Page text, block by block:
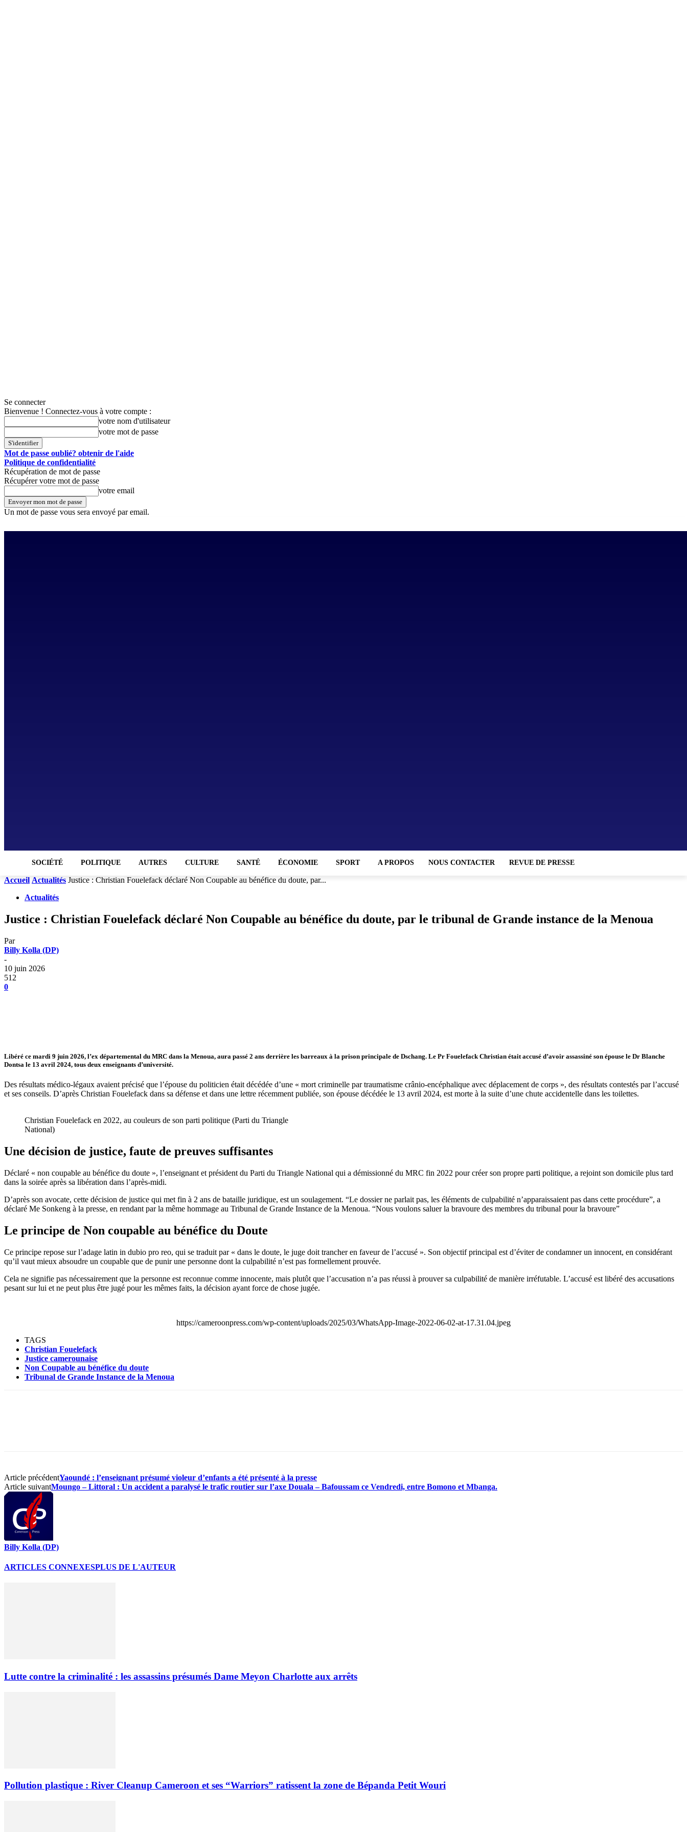
Se connecter
Bienvenue ! Connectez-vous à votre compte :
votre nom d'utilisateur
votre mot de passe
Mot de passe oublié? obtenir de l'aide
Politique de confidentialité
Récupération de mot de passe
Récupérer votre mot de passe
votre email
Un mot de passe vous sera envoyé par email.
SOCIÉTÉ POLITIQUE AUTRES CULTURE SANTÉ ÉCONOMIE SPORT A PROPOS NOUS CONTACTER REVUE DE PRESSE
Accueil Actualités Justice : Christian Fouelefack déclaré Non Coupable au bénéfice du doute, par...
Actualités
Justice : Christian Fouelefack déclaré Non Coupable au bénéfice du doute, par le tribunal de Grande instance de la Menoua
Par
Billy Kolla (DP)
-
10 juin 2026
512
0
Libéré ce mardi 9 juin 2026, l’ex départemental du MRC dans la Menoua, aura passé 2 ans derrière les barreaux à la prison principale de Dschang. Le Pr Fouelefack Christian était accusé d’avoir assassiné son épouse le Dr Blanche
Dontsa le 13 avril 2024, tous deux enseignants d’université.
Des résultats médico-légaux avaient précisé que l’épouse du politicien était décédée d’une « mort criminelle par traumatisme crânio-encéphalique avec déplacement de corps », des résultats contestés par l’accusé
et ses conseils. D’après Christian Fouelefack dans sa défense et dans une lettre récemment publiée, son épouse décédée le 13 avril 2024, est morte à la suite d’une chute accidentelle dans les toilettes.
Christian Fouelefack en 2022, au couleurs de son parti politique (Parti du Triangle
National)
Une décision de justice, faute de preuves suffisantes
Déclaré « non coupable au bénéfice du doute », l’enseignant et président du Parti du Triangle National qui a démissionné du MRC fin 2022 pour créer son propre parti politique, a rejoint son domicile plus tard
dans la soirée après sa libération dans l’après-midi.
D’après son avocate, cette décision de justice qui met fin à 2 ans de bataille juridique, est un soulagement. “Le dossier ne parlait pas, les éléments de culpabilité n’apparaissaient pas dans cette procédure”, a
déclaré Me Sonkeng à la presse, en rendant par la même hommage au Tribunal de Grande Instance de la Menoua. “Nous voulons saluer la bravoure des membres du tribunal pour la bravoure”
Le principe de Non coupable au bénéfice du Doute
Ce principe repose sur l’adage latin in dubio pro reo, qui se traduit par « dans le doute, le juge doit trancher en faveur de l’accusé ». Son objectif principal est d’éviter de condamner un innocent, en considérant
qu’il vaut mieux absoudre un coupable que de punir une personne dont la culpabilité n’est pas formellement prouvée.
Cela ne signifie pas nécessairement que la personne est reconnue comme innocente, mais plutôt que l’accusation n’a pas réussi à prouver sa culpabilité de manière irréfutable. L’accusé est libéré des accusations
pesant sur lui et ne peut plus être jugé pour les mêmes faits, la décision ayant force de chose jugée.
https://cameroonpress.com/wp-content/uploads/2025/03/WhatsApp-Image-2022-06-02-at-17.31.04.jpeg
TAGS
Christian Fouelefack
Justice camerounaise
Non Coupable au bénéfice du doute
Tribunal de Grande Instance de la Menoua
Article précédentYaoundé : l’enseignant présumé violeur d’enfants a été présenté à la presse
Article suivantMoungo – Littoral : Un accident a paralysé le trafic routier sur l’axe Douala – Bafoussam ce Vendredi, entre Bomono et Mbanga.
Billy Kolla (DP)
ARTICLES CONNEXESPLUS DE L'AUTEUR
Lutte contre la criminalité : les assassins présumés Dame Meyon Charlotte aux arrêts
Pollution plastique : River Cleanup Cameroon et ses “Warriors” ratissent la zone de Bépanda Petit Wouri